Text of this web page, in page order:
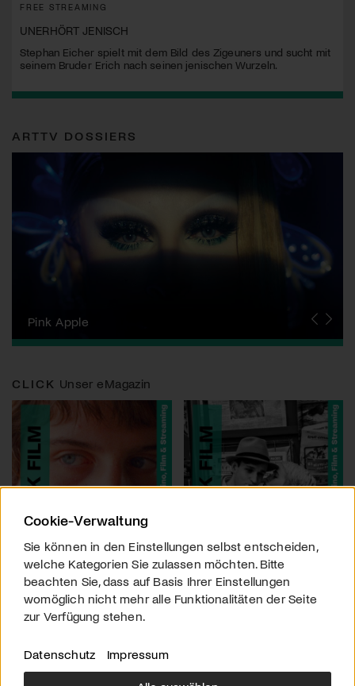
FREE STREAMING
UNERHÖRT JENISCH
Stephan Eicher spielt mit dem Bild des Zigeuners und sucht mit
seinem Bruder Erich nach seinen jenischen Wurzeln.
ARTTV DOSSIERS
Zurich Film Festival
Pink Apple
Locarno Film Festival
Human Rights Film Festival Zurich
Yesh! Neues aus der jüdischen Filmwelt
Neuchâtel International Fantastic Film Festival
Visions du Réel
Berlinale
Solothurner Filmtage
Geneva International Film Festival
CLICK Unser eMagazin
Cookie-Verwaltung
Sie können in den Einstellungen selbst entscheiden,
welche Kategorien Sie zulassen möchten. Bitte
beachten Sie, dass auf Basis Ihrer Einstellungen
womöglich nicht mehr alle Funktionalitäten der Seite
zur Verfügung stehen.
Datenschutz Impressum